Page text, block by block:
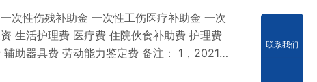
次性伤残补助金 一次性工伤医疗补助金 一次
生活护理费 医疗费 住院伙食补助费 护理费
助器具费 劳动能力鉴定费 备注： 1，2021年
资为136757元，月平均工资为11396元，比
联系我们